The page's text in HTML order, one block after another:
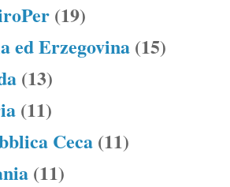
(19)
ed Erzegovina (15)
(13)
(11)
Ceca (11)
(11)